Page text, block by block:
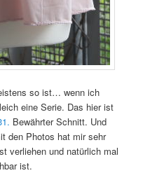
so ist… wenn ich
eine Serie. Das hier ist
Bewährter Schnitt. Und
den Photos hat mir sehr
verliehen und natürlich mal
ist.